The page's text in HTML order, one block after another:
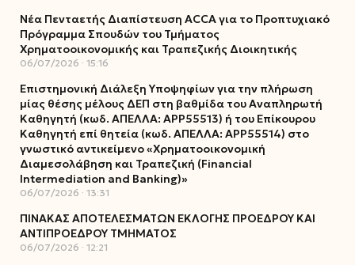
Νέα Πενταετής Διαπίστευση ACCA για το Προπτυχιακό
Πρόγραμμα Σπουδών του Τμήματος
Χρηματοοικονομικής και Τραπεζικής Διοικητικής
06/07/2026 15:16
Επιστημονική Διάλεξη Υποψηφίων για την πλήρωση
μίας θέσης μέλους ΔΕΠ στη βαθμίδα του Αναπληρωτή
Καθηγητή (κωδ. ΑΠΕΛΛΑ: ΑΡΡ55513) ή του Επίκουρου
Καθηγητή επί θητεία (κωδ. ΑΠΕΛΛΑ: ΑΡΡ55514) στο
γνωστικό αντικείμενο «Χρηματοοικονομική
Διαμεσολάβηση και Τραπεζική (Financial
Intermediation and Banking)»
06/07/2026 13:31
ΠΙΝΑΚΑΣ ΑΠΟΤΕΛΕΣΜΑΤΩΝ ΕΚΛΟΓΗΣ ΠΡΟΕΔΡΟΥ ΚΑΙ
ΑΝΤΙΠΡΟΕΔΡΟΥ ΤΜΗΜΑΤΟΣ
06/07/2026 12:21